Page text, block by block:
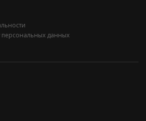
персональных данных